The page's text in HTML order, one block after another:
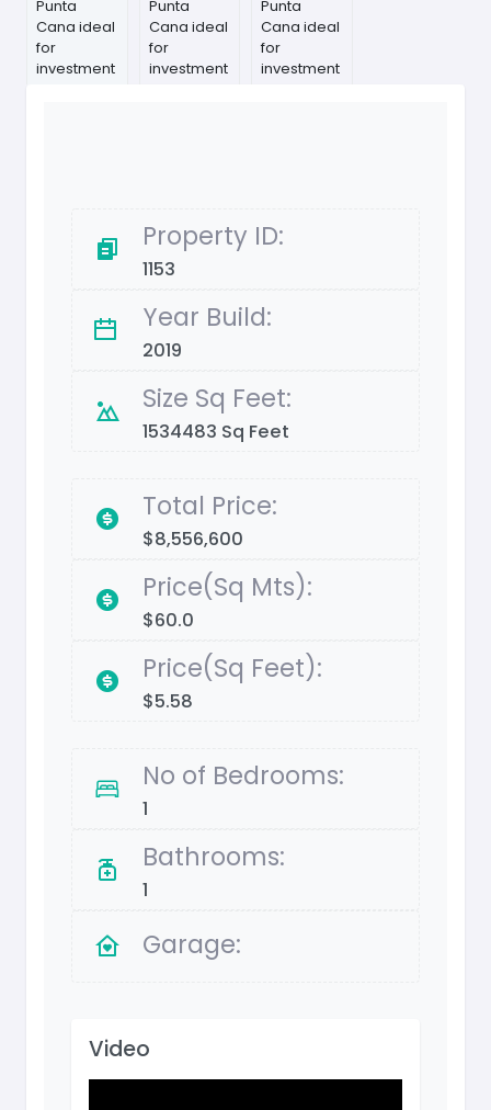
Property ID:
1153
Year Build:
2019
Size Sq Feet:
1534483 Sq Feet
Total Price:
$8,556,600
Price(Sq Mts):
$60.0
Price(Sq Feet):
$5.58
No of Bedrooms:
1
Bathrooms:
1
Garage:
Video